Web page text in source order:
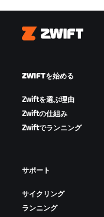
Zwift
ZWIFTを始める
Zwiftを選ぶ理由
Zwiftの仕組み
Zwiftでランニング
サポート
サイクリング
ランニング